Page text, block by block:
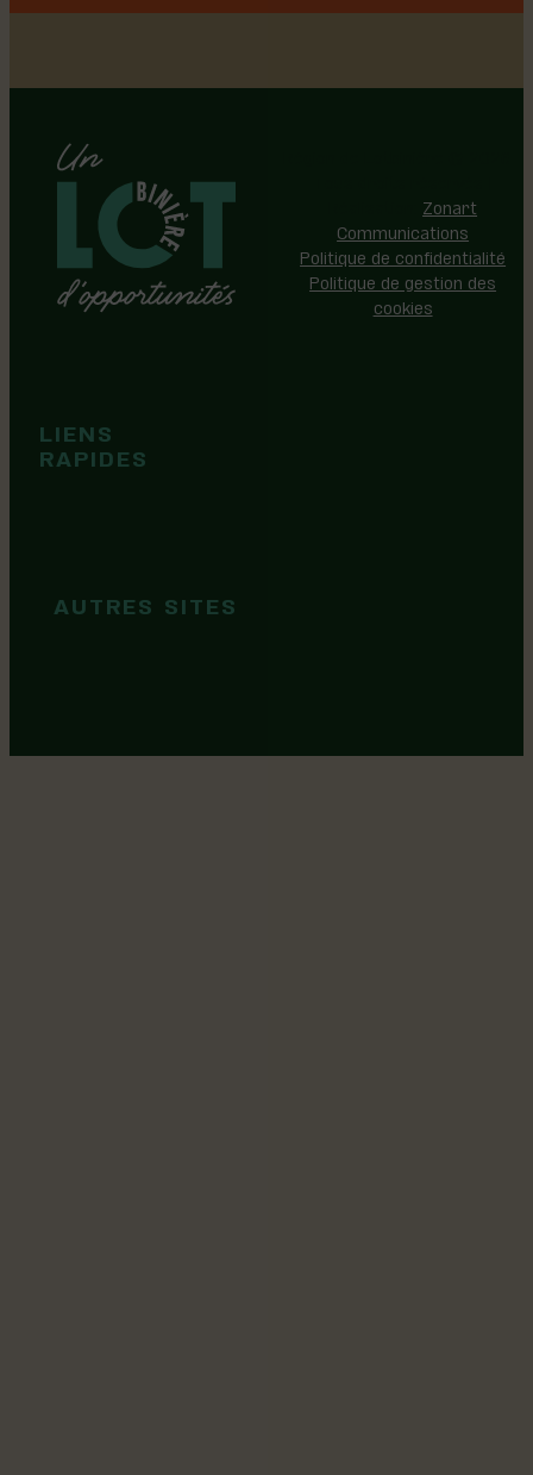
LIENS
RAPIDES
AUTRES SITES
Zonart
Communications
Politique de confidentialité
Politique de gestion des
cookies